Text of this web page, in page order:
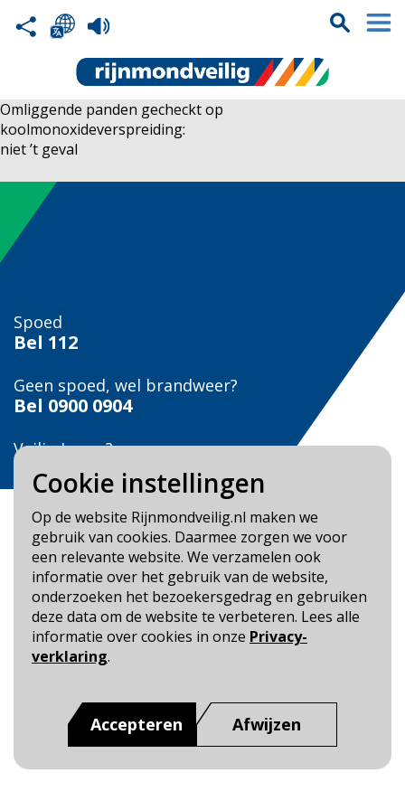
Cookie instellingen
Op de website Rijnmondveilig.nl maken we
gebruik van cookies. Daarmee zorgen we voor
een relevante website. We verzamelen ook
informatie over het gebruik van de website,
onderzoeken het bezoekersgedrag en gebruiken
deze data om de website te verbeteren. Lees alle
informatie over cookies in onze Privacy-
verklaring.
Accepteren Afwijzen
Omliggende panden gecheckt op
koolmonoxideverspreiding:
niet ’t geval
Spoed
Bel 112
Geen spoed, wel brandweer?
Bel 0900 0904
Veilig Leven?
Bel 0900-8387
Blijf op de hoogte
Cookie- en Privacybeleid
Toegankelijkheid
Rijnmond